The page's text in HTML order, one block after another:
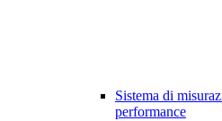
Sistema di
performance